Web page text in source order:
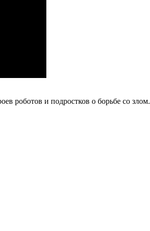
роботов и подростков о борьбе со злом.